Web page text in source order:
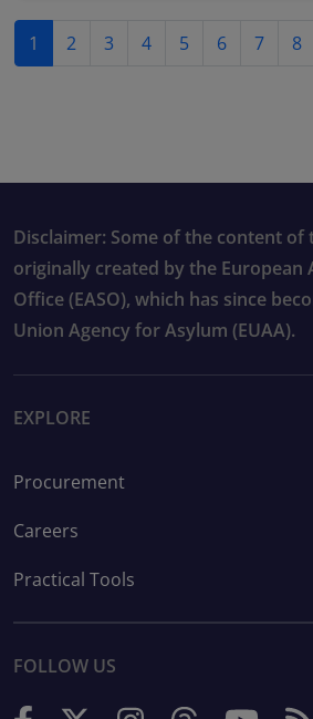
Pagination
1 2 3 4 5 6 7 8
Disclaimer: Some of the content of
originally created by the European
Office (EASO), which has since
Union Agency for Asylum (EUAA).
EXPLORE
Procurement
Careers
Practical Tools
FOLLOW US